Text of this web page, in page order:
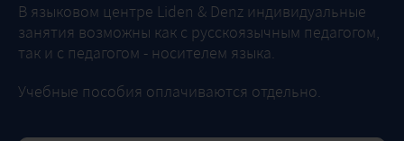
В языковом центре Liden & Denz индивидуальные
занятия возможны как с русскоязычным педагогом,
так и с педагогом - носителем языка.
Учебные пособия оплачиваются отдельно.